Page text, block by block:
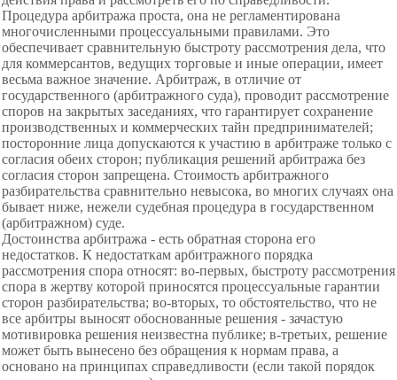
Процедура арбитража проста, она не регламентирована
многочисленными процессуальными правилами. Это
обеспечивает сравнительную быстроту рассмотрения дела, что
для коммерсантов, ведущих торговые и иные операции, имеет
весьма важное значение. Арбитраж, в отличие от
государственного (арбитражного суда), проводит рассмотрение
споров на закрытых заседаниях, что гарантирует сохранение
производственных и коммерческих тайн предпринимателей;
посторонние лица допускаются к участию в арбитраже только с
согласия обеих сторон; публикация решений арбитража без
согласия сторон запрещена. Стоимость арбитражного
разбирательства сравнительно невысока, во многих случаях она
бывает ниже, нежели судебная процедура в государственном
(арбитражном) суде.
Достоинства арбитража - есть обратная сторона его
недостатков. К недостаткам арбитражного порядка
рассмотрения спора относят: во-первых, быстроту рассмотрения
спора в жертву которой приносятся процессуальные гарантии
сторон разбирательства; во-вторых, то обстоятельство, что не
все арбитры выносят обоснованные решения - зачастую
мотивировка решения неизвестна публике; в-третьих, решение
может быть вынесено без обращения к нормам права, а
основано на принципах справедливости (если такой порядок